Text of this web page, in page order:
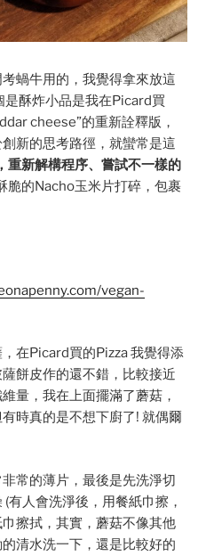
蝸牛用的，我覺得拿來放這
酥炸小品是我在Picard買
cheese”的重新詮釋版，
新的思考路徑，就蠻常是這
重新解構程序、嘗試不一樣的
脆的Nacho玉米片打碎，包裹
vegan-
在Picard買的Pizza 我覺得添
餅皮作的還不錯，比較接近
量，我在上面擺滿了蘑菇，
時真的是不想下廚了! 就偶爾
常的薄片，最後是先洗淨切
有人會洗淨後，用餐紙巾擦，
擦拭，其實，蘑菇不像其他
清水洗一下，還是比較好的